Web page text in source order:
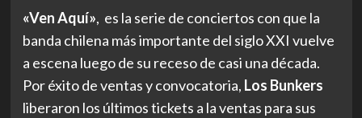
«Ven Aquí», es la serie de conciertos con que la
banda chilena más importante del siglo XXI vuelve
a escena luego de su receso de casi una década.
Por éxito de ventas y convocatoria, Los Bunkers
liberaron los últimos tickets a la ventas para sus